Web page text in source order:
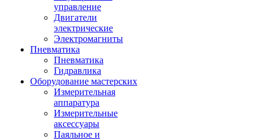
управление
Двигатели
электрические
Электромагниты
Пневматика
Пневматика
Гидравлика
Оборудование мастерских
Измерительная
аппаратура
Измерительные
аксессуары
Паяльное и